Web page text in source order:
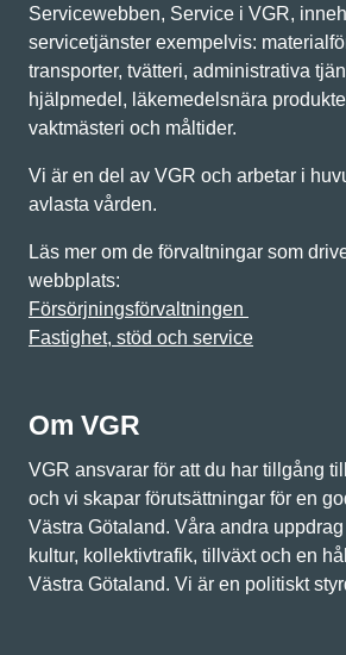
Servicewebben, Service i VGR,
servicetjänster exempelvis:
transporter, tvätteri, administrativa
hjälpmedel, läkemedelsnära
vaktmästeri och måltider.
Vi är en del av VGR och arbetar i
avlasta vården.
Läs mer om de förvaltningar som
webbplats:
Försörjningsförvaltningen
Fastighet, stöd och service
Om VGR
VGR ansvarar för att du har tillgång
och vi skapar förutsättningar för en
Västra Götaland. Våra andra
kultur, kollektivtrafik, tillväxt och en
Västra Götaland. Vi är en politiskt